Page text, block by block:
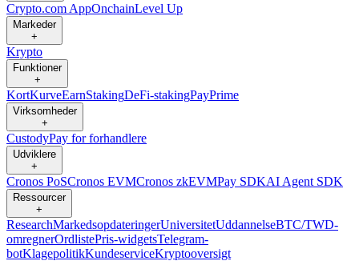
Crypto.com AppOnchainLevel Up
Markeder
+
Krypto
Funktioner
+
KortKurveEarnStakingDeFi-stakingPayPrime
Virksomheder
+
CustodyPay for forhandlere
Udviklere
+
Cronos PoSCronos EVMCronos zkEVMPay SDKAI Agent SDK
Ressourcer
+
ResearchMarkedsopdateringerUniversitetUddannelseBTC/TWD-
omregnerOrdlistePris-widgetsTelegram-
botKlagepolitikKundeserviceKryptooversigt